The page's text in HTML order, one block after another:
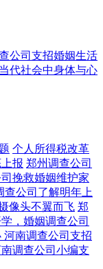
公司支招婚姻生活
代社会中身体与心
个人所得税改革
报 郑州调查公司
挽救婚姻维护家
查公司了解明年上
像头不翼而飞 郑
，婚姻调查公司
河南调查公司支招
调查公司小编支